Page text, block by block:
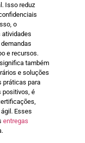
Isso reduz
o
e recursos.
também
e soluções
práticas para
positivos, é
Esses
entregas